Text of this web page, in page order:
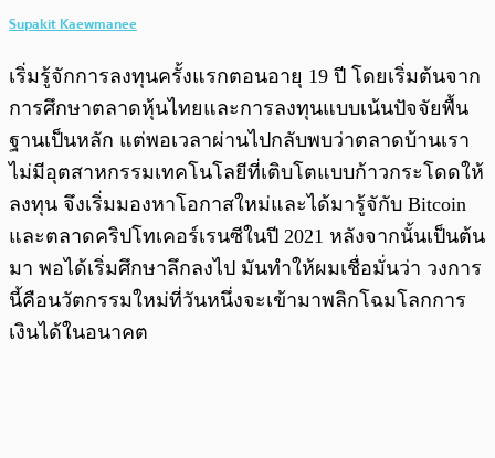
Supakit Kaewmanee
เริ่มรู้จักการลงทุนครั้งแรกตอนอายุ 19 ปี โดยเริ่มต้นจาก
การศึกษาตลาดหุ้นไทยและการลงทุนแบบเน้นปัจจัยพื้น
ฐานเป็นหลัก แต่พอเวลาผ่านไปกลับพบว่าตลาดบ้านเรา
ไม่มีอุตสาหกรรมเทคโนโลยีที่เติบโตแบบก้าวกระโดดให้
ลงทุน จึงเริ่มมองหาโอกาสใหม่และได้มารู้จักับ Bitcoin
และตลาดคริปโทเคอร์เรนซีในปี 2021 หลังจากนั้นเป็นต้น
มา พอได้เริ่มศึกษาลึกลงไป มันทำให้ผมเชื่อมั่นว่า วงการ
นี้คือนวัตกรรมใหม่ที่วันหนึ่งจะเข้ามาพลิกโฉมโลกการ
เงินได้ในอนาคต